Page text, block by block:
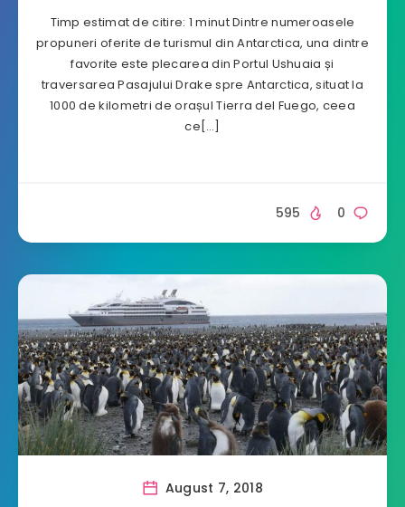
Timp estimat de citire: 1 minut Dintre numeroasele
propuneri oferite de turismul din Antarctica, una dintre
favorite este plecarea din Portul Ushuaia și
traversarea Pasajului Drake spre Antarctica, situat la
1000 de kilometri de orașul Tierra del Fuego, ceea
ce[…]
0
595
August 7, 2018